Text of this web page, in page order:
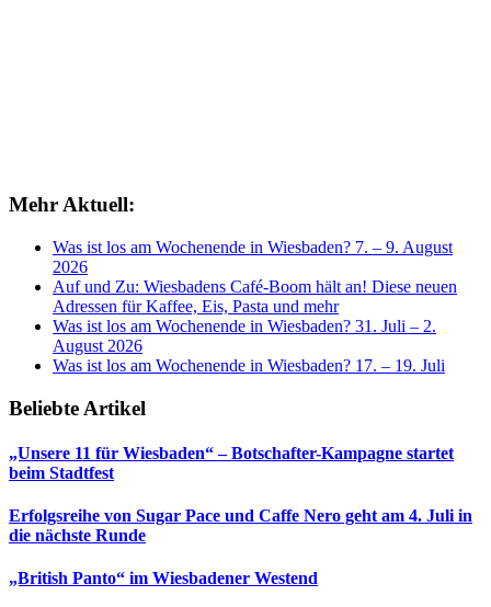
Mehr Aktuell:
Was ist los am Wochenende in Wiesbaden? 7. – 9. August
2026
Auf und Zu: Wiesbadens Café-Boom hält an! Diese neuen
Adressen für Kaffee, Eis, Pasta und mehr
Was ist los am Wochenende in Wiesbaden? 31. Juli – 2.
August 2026
Was ist los am Wochenende in Wiesbaden? 17. – 19. Juli
Beliebte Artikel
„Unsere 11 für Wiesbaden“ – Botschafter-Kampagne startet
beim Stadtfest
Erfolgsreihe von Sugar Pace und Caffe Nero geht am 4. Juli in
die nächste Runde
„British Panto“ im Wiesbadener Westend